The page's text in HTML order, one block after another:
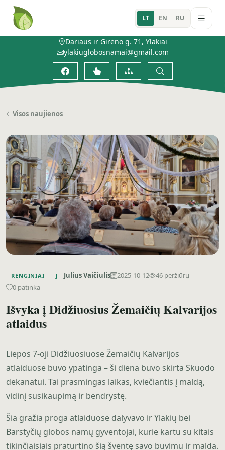
Dariaus ir Girėno g. 71, Ylakiai
ylakiuglobosnamai@gmail.com
LT EN RU
Visos naujienos
RENGINIAI J Julius Vaičiulis 2025-10-12
46 peržiūrų
0 patinka
Išvyka į Didžiuosius Žemaičių Kalvarijos
atlaidus
Liepos 7-oji Didžiuosiuose Žemaičių Kalvarijos
atlaiduose buvo ypatinga – ši diena buvo skirta Skuodo
dekanatui. Tai prasmingas laikas, kviečiantis į maldą,
vidinį susikaupimą ir bendrystę.
Šia gražia proga atlaiduose dalyvavo ir Ylakių bei
Barstyčių globos namų gyventojai, kurie kartu su kitais
tikinčiaisiais praturtino šią šventę savo buvimu ir malda.